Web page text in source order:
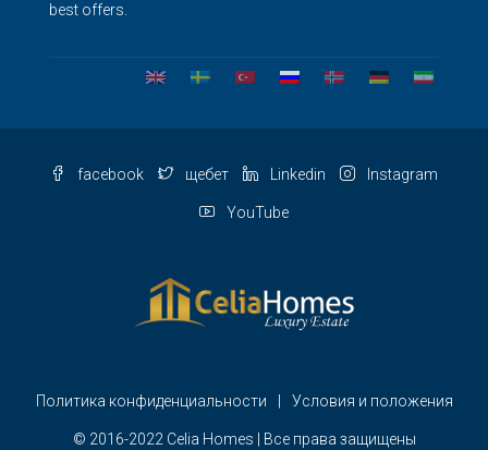
best offers.
facebook щебет Linkedin Instagram
YouTube
Политика конфиденциальности Условия и положения
© 2016-2022 Celia Homes | Все права защищены